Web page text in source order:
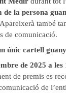
de la persona
també
de comunicació.
únic cartell
de 2025 a
de premis es
de